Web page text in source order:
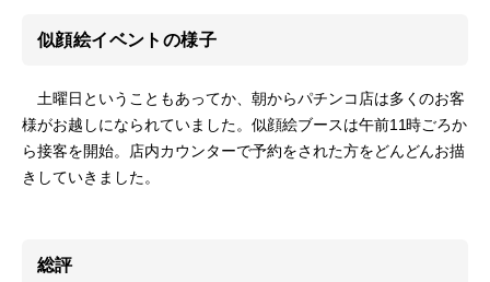
似顔絵イベントの様子
土曜日ということもあってか、朝からパチンコ店は多くのお客
様がお越しになられていました。似顔絵ブースは午前11時ごろか
ら接客を開始。店内カウンターで予約をされた方をどんどんお描
きしていきました。
総評